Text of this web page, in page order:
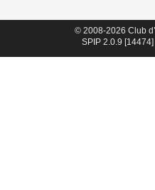
© 2008-2026 Club
SPIP 2.0.9 [14474]